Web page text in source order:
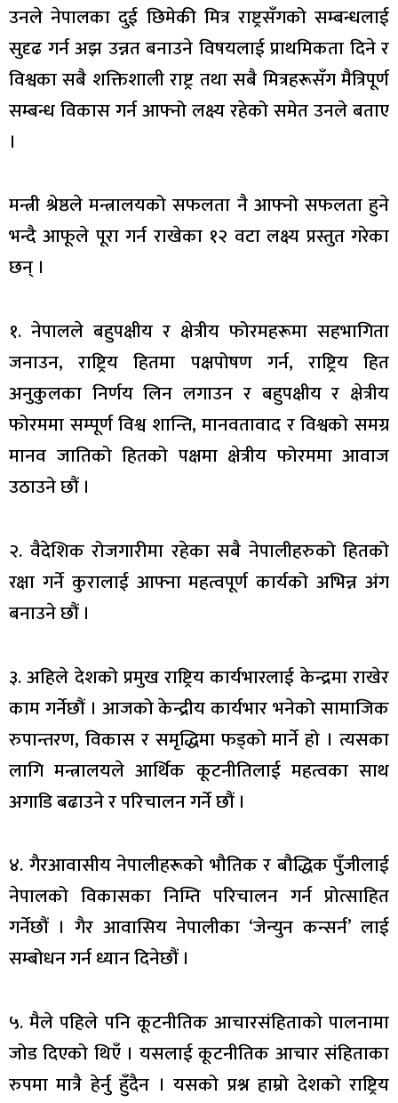
उनले नेपालका दुई छिमेकी मित्र राष्ट्रसँगको सम्बन्धलाई
सुदृढ गर्न अझ उन्नत बनाउने विषयलाई प्राथमिकता दिने र
विश्वका सबै शक्तिशाली राष्ट्र तथा सबै मित्रहरूसँग मैत्रिपूर्ण
सम्बन्ध विकास गर्न आफ्नो लक्ष्य रहेको समेत उनले बताए
।
मन्त्री श्रेष्ठले मन्त्रालयको सफलता नै आफ्नो सफलता हुने
भन्दै आफूले पूरा गर्न राखेका १२ वटा लक्ष्य प्रस्तुत गरेका
छन् ।
१. नेपालले बहुपक्षीय र क्षेत्रीय फोरमहरूमा सहभागिता
जनाउन, राष्ट्रिय हितमा पक्षपोषण गर्न, राष्ट्रिय हित
अनुकुलका निर्णय लिन लगाउन र बहुपक्षीय र क्षेत्रीय
फोरममा सम्पूर्ण विश्व शान्ति, मानवतावाद र विश्वको समग्र
मानव जातिको हितको पक्षमा क्षेत्रीय फोरममा आवाज
उठाउने छौं ।
२. वैदेशिक रोजगारीमा रहेका सबै नेपालीहरुको हितको
रक्षा गर्ने कुरालाई आफ्ना महत्वपूर्ण कार्यको अभिन्न अंग
बनाउने छौं ।
३. अहिले देशको प्रमुख राष्ट्रिय कार्यभारलाई केन्द्रमा राखेर
काम गर्नेछौं । आजको केन्द्रीय कार्यभार भनेको सामाजिक
रुपान्तरण, विकास र समृद्धिमा फड्को मार्ने हो । त्यसका
लागि मन्त्रालयले आर्थिक कूटनीतिलाई महत्वका साथ
अगाडि बढाउने र परिचालन गर्ने छौं ।
४. गैरआवासीय नेपालीहरूको भौतिक र बौद्धिक पुँजीलाई
नेपालको विकासका निम्ति परिचालन गर्न प्रोत्साहित
गर्नेछौं । गैर आवासिय नेपालीका ‘जेन्युन कन्सर्न’ लाई
सम्बोधन गर्न ध्यान दिनेछौं ।
५. मैले पहिले पनि कूटनीतिक आचारसंहिताको पालनामा
जोड दिएको थिएँ । यसलाई कूटनीतिक आचार संहिताका
रुपमा मात्रै हेर्नु हुँदैन । यसको प्रश्न हाम्रो देशको राष्ट्रिय